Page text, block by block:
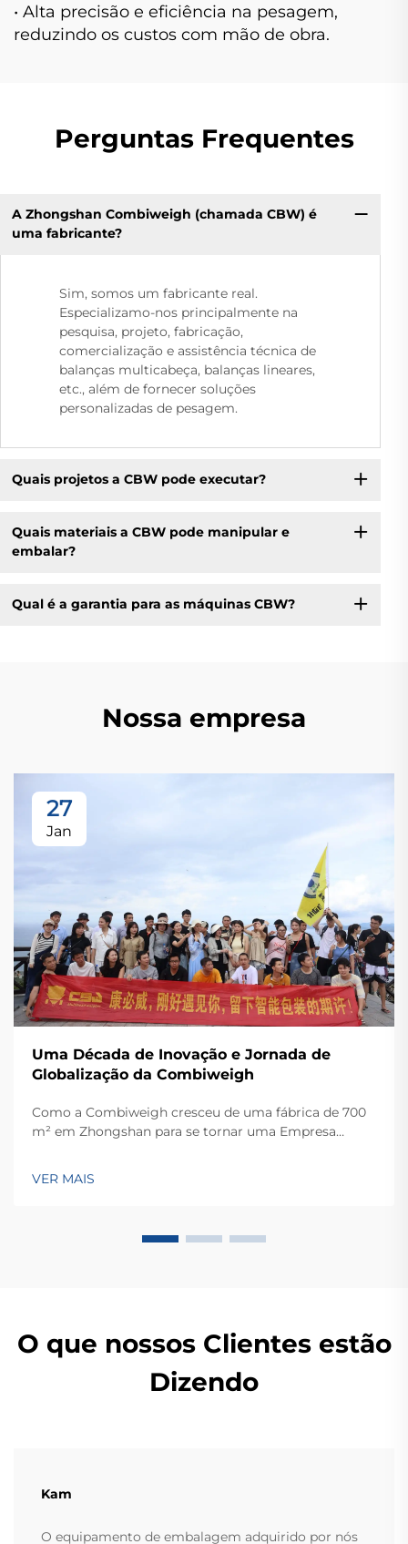
• Alta precisão e eficiência na pesagem,
reduzindo os custos com mão de obra.
Perguntas Frequentes
A Zhongshan Combiweigh (chamada CBW) é
uma fabricante?
Sim, somos um fabricante real.
Especializamo-nos principalmente na
pesquisa, projeto, fabricação,
comercialização e assistência técnica de
balanças multicabeça, balanças lineares,
etc., além de fornecer soluções
personalizadas de pesagem.
Quais projetos a CBW pode executar?
Quais materiais a CBW pode manipular e
embalar?
Qual é a garantia para as máquinas CBW?
Nossa empresa
27
Jan
Uma Década de Inovação e Jornada de
Globalização da Combiweigh
Como a Combiweigh cresceu de uma fábrica de 700
m² em Zhongshan para se tornar uma Empresa
VER MAIS
O que nossos Clientes estão
Dizendo
Kam
O equipamento de embalagem adquirido por nós